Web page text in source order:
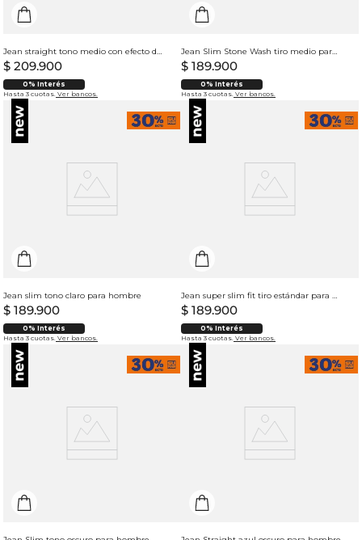
Jean straight tono medio con efecto desgaste para hombre
$ 209.900
0% Interés
Hasta 3 cuotas. Ver bancos.
Jean Slim Stone Wash tiro medio para hombre
$ 189.900
0% Interés
Hasta 3 cuotas. Ver bancos.
Jean slim tono claro para hombre
$ 189.900
0% Interés
Hasta 3 cuotas. Ver bancos.
Jean super slim fit tiro estándar para hombre
$ 189.900
0% Interés
Hasta 3 cuotas. Ver bancos.